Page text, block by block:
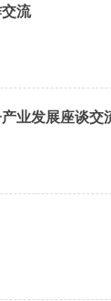
流
业发展座谈交